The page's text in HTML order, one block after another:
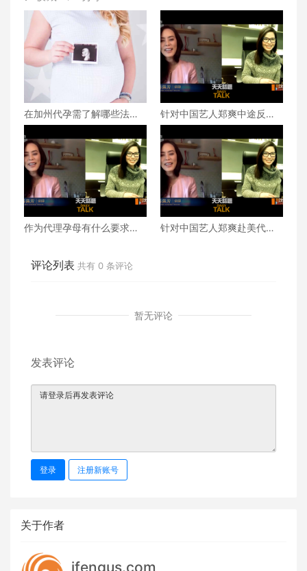
在加州代孕需了解哪些法律
法规？
针对中国艺人郑爽中途反悔
做代理孕母的事件，该如何
处理？
作为代理孕母有什么要求与
针对中国艺人郑爽赴美代孕
评论列表 共有 0 条评论
暂无评论
发表评论
登录 注册新账号
关于作者
ifengus.com